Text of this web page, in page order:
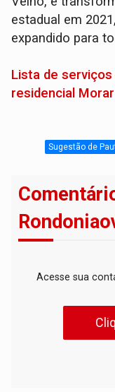
estadual em
expandido para
Lista de
residencial
Sugestão de
Acesse sua